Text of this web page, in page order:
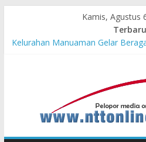
Kamis, Agustus
Hasil KKN Kolaborasi UGM-
Desa Desa, Tak Sekadar Laporan
Pengadaan Kapal PPA Perkuat
TNI AL Hadapi Ancaman Maritim
Cahaya Kemerdekaan di
Edukasi Keselamatan